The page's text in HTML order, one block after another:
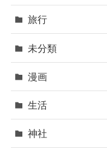
旅行
未分類
漫画
生活
神社